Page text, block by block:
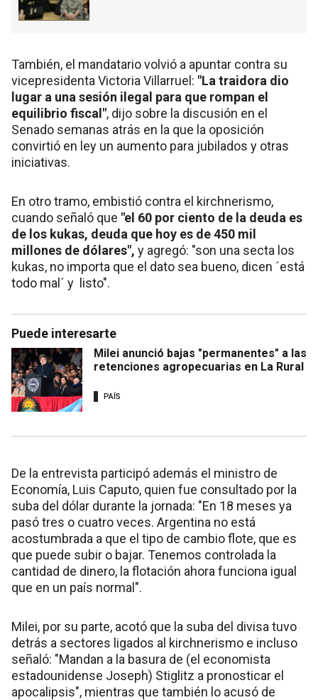
También, el mandatario volvió a apuntar contra su
vicepresidenta Victoria Villarruel: "La traidora dio
lugar a una sesión ilegal para que rompan el
equilibrio fiscal", dijo sobre la discusión en el
Senado semanas atrás en la que la oposición
convirtió en ley un aumento para jubilados y otras
iniciativas.
En otro tramo, embistió contra el kirchnerismo,
cuando señaló que "el 60 por ciento de la deuda es
de los kukas, deuda que hoy es de 450 mil
millones de dólares", y agregó: "son una secta los
kukas, no importa que el dato sea bueno, dicen ´está
todo mal´ y listo".
Puede interesarte
Milei anunció bajas "permanentes" a las
retenciones agropecuarias en La Rural
PAÍS
De la entrevista participó además el ministro de
Economía, Luis Caputo, quien fue consultado por la
suba del dólar durante la jornada: "En 18 meses ya
pasó tres o cuatro veces. Argentina no está
acostumbrada a que el tipo de cambio flote, que es
que puede subir o bajar. Tenemos controlada la
cantidad de dinero, la flotación ahora funciona igual
que en un país normal".
Milei, por su parte, acotó que la suba del divisa tuvo
detrás a sectores ligados al kirchnerismo e incluso
señaló: "Mandan a la basura de (el economista
estadounidense Joseph) Stiglitz a pronosticar el
apocalipsis", mientras que también lo acusó de